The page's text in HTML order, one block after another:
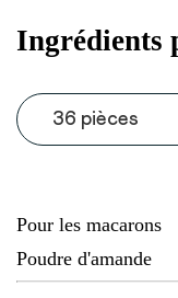
Ingrédients
36 pièces
Pour les macarons
Poudre d'amande